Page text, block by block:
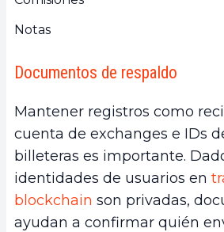
Notas
Documentos de respaldo
Mantener registros como
cuenta de exchanges e IDs
billeteras es importante.
identidades de usuarios en
blockchain son privadas,
ayudan a confirmar quién